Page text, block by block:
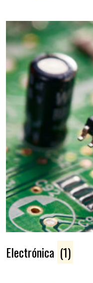
Electrónica (1)